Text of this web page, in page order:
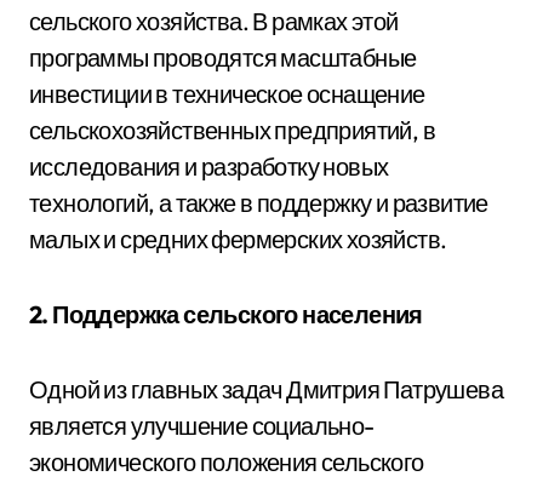
сельского хозяйства. В рамках этой
программы проводятся масштабные
инвестиции в техническое оснащение
сельскохозяйственных предприятий, в
исследования и разработку новых
технологий, а также в поддержку и развитие
малых и средних фермерских хозяйств.
2. Поддержка сельского населения
Одной из главных задач Дмитрия Патрушева
является улучшение социально-
экономического положения сельского